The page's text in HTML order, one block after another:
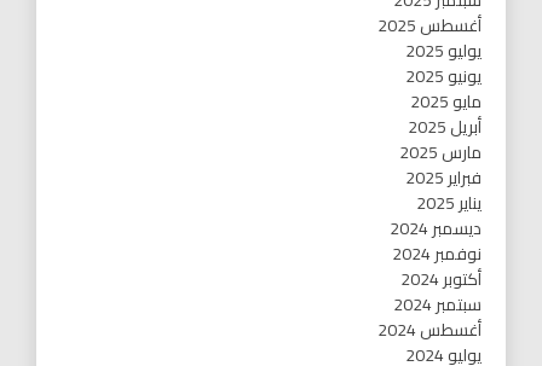
أغسطس 2025
يوليو 2025
يونيو 2025
مايو 2025
أبريل 2025
مارس 2025
فبراير 2025
يناير 2025
ديسمبر 2024
نوفمبر 2024
أكتوبر 2024
سبتمبر 2024
أغسطس 2024
يوليو 2024